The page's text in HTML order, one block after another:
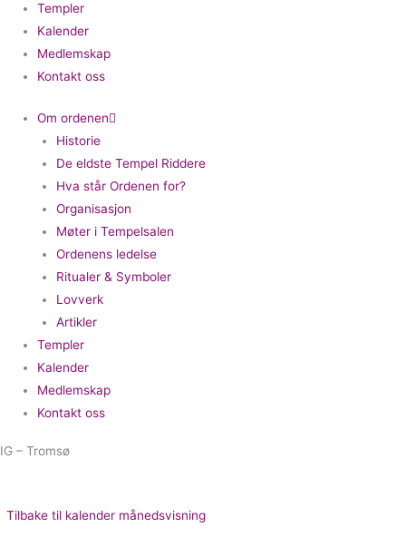
Templer
Kalender
Medlemskap
Kontakt oss
Om ordenen
Historie
De eldste Tempel Riddere
Hva står Ordenen for?
Organisasjon
Møter i Tempelsalen
Ordenens ledelse
Ritualer & Symboler
Lovverk
Artikler
Templer
Kalender
Medlemskap
Kontakt oss
IG – Tromsø
Tilbake til kalender månedsvisning